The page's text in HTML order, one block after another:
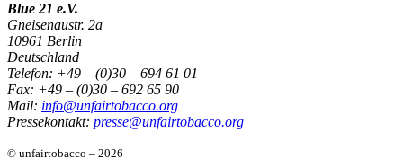
Blue 21 e.V.
Gneisenaustr. 2a
10961 Berlin
Deutschland
Telefon: +49 – (0)30 – 694 61 01
Fax: +49 – (0)30 – 692 65 90
Mail: info@unfairtobacco.org
Pressekontakt: presse@unfairtobacco.org
© unfairtobacco – 2026